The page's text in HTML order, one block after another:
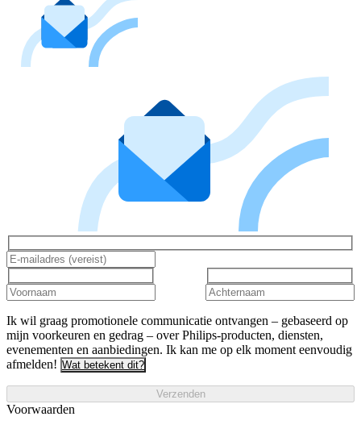
Ik wil graag promotionele communicatie ontvangen – gebaseerd op
mijn voorkeuren en gedrag – over Philips-producten, diensten,
evenementen en aanbiedingen. Ik kan me op elk moment eenvoudig
afmelden! Wat betekent dit?
Verzenden
Voorwaarden